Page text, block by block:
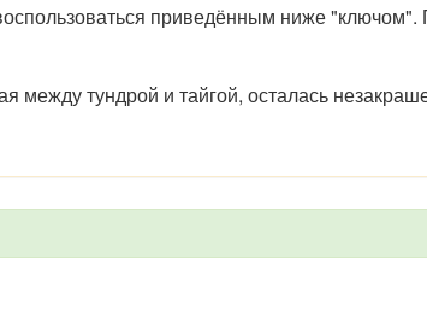
приведённым ниже "ключом".
между тундрой и тайгой, осталась